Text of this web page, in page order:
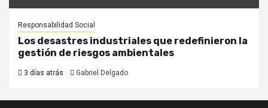
Responsabilidad Social
Los desastres industriales que redefinieron la
gestión de riesgos ambientales
3 días atrás Gabriel Delgado